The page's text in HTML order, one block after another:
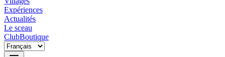
Expériences
Actualités
Le sceau
ClubBoutique